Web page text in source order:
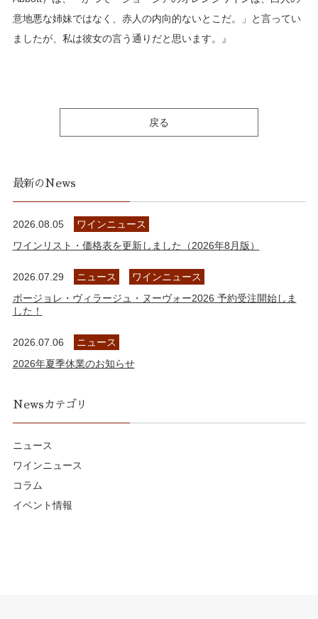
意地悪な姉妹ではなく、赤人の内向的ないとこだ。」と言ってい
ましたが、私は彼女の言う通りだと思います。』
戻る
最新のNews
2026.08.05
ワインニュース
ワインリスト・価格表を更新しました（2026年8月版）
2026.07.29 ニュース
ワインニュース
ボージョレ・ヴィラージュ・ヌーヴォー2026 予約受注開始しま
した！
2026.07.06
ニュース
2026年夏季休業のお知らせ
Newsカテゴリ
ニュース
ワインニュース
コラム
イベント情報